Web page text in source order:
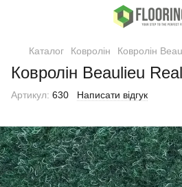
Каталог Ковролін Ковролін
Ковролін Beaulieu
Артикул: 630 Написати відгук